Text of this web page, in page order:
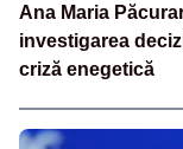
Ana Maria
investigarea
criză enegetică